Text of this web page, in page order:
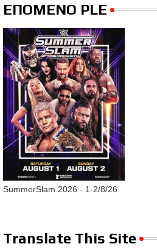
ΕΠΟΜΕΝΟ PLE
SummerSlam 2026 - 1-2/8/26
Translate This Site